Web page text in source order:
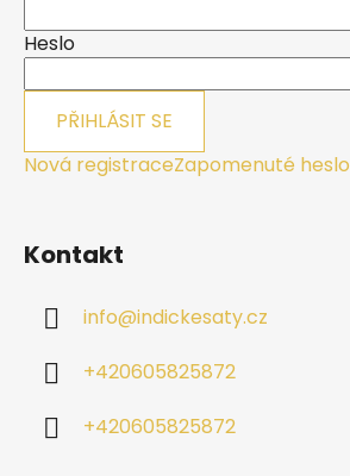
Heslo
PŘIHLÁSIT SE
Nová registraceZapomenuté heslo
Kontakt
info@indickesaty.cz
+420605825872
+420605825872